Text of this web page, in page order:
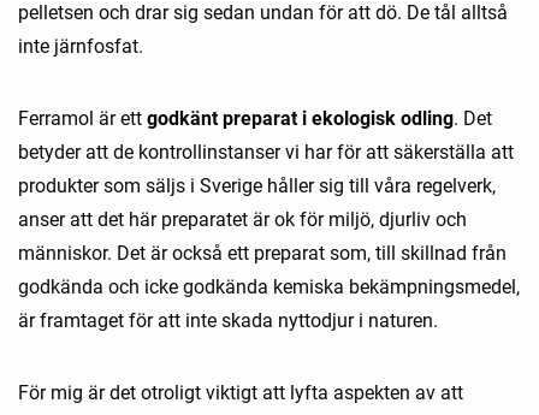
pelletsen och drar sig sedan undan för att dö. De tål alltså
inte järnfosfat.
Ferramol är ett godkänt preparat i ekologisk odling. Det
betyder att de kontrollinstanser vi har för att säkerställa att
produkter som säljs i Sverige håller sig till våra regelverk,
anser att det här preparatet är ok för miljö, djurliv och
människor. Det är också ett preparat som, till skillnad från
godkända och icke godkända kemiska bekämpningsmedel,
är framtaget för att inte skada nyttodjur i naturen.
För mig är det otroligt viktigt att lyfta aspekten av att